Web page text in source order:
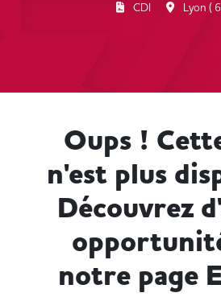
CDI Lyon (
Oups !
n'est plus
Découvrez
notre page